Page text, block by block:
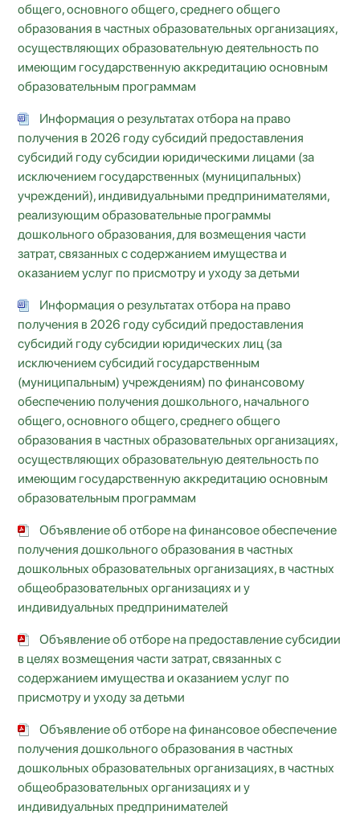
общего, основного общего, среднего общего
образования в частных образовательных организациях,
осуществляющих образовательную деятельность по
имеющим государственную аккредитацию основным
образовательным программам
Информация о результатах отбора на право
получения в 2026 году субсидий предоставления
субсидий году субсидии юридическими лицами (за
исключением государственных (муниципальных)
учреждений), индивидуальными предпринимателями,
реализующим образовательные программы
дошкольного образования, для возмещения части
затрат, связанных с содержанием имущества и
оказанием услуг по присмотру и уходу за детьми
Информация о результатах отбора на право
получения в 2026 году субсидий предоставления
субсидий году субсидии юридических лиц (за
исключением субсидий государственным
(муниципальным) учреждениям) по финансовому
обеспечению получения дошкольного, начального
общего, основного общего, среднего общего
образования в частных образовательных организациях,
осуществляющих образовательную деятельность по
имеющим государственную аккредитацию основным
образовательным программам
Объявление об отборе на финансовое обеспечение
получения дошкольного образования в частных
дошкольных образовательных организациях, в частных
общеобразовательных организациях и у
индивидуальных предпринимателей
Объявление об отборе на предоставление субсидии
в целях возмещения части затрат, связанных с
содержанием имущества и оказанием услуг по
присмотру и уходу за детьми
Объявление об отборе на финансовое обеспечение
получения дошкольного образования в частных
дошкольных образовательных организациях, в частных
общеобразовательных организациях и у
индивидуальных предпринимателей